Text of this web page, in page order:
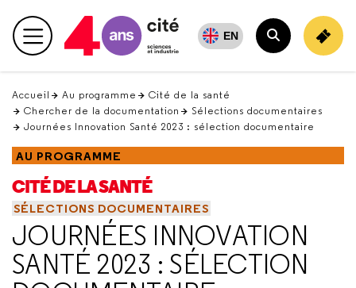
en
haut Menu principal EN
Rechercher
Accueil Au programme
Cité de la santé
Chercher de la documentation
Sélections documentaires
Journées Innovation Santé 2023 : sélection documentaire
AU PROGRAMME
CITÉ DE LA SANTÉ
SÉLECTIONS DOCUMENTAIRES
JOURNÉES INNOVATION
SANTÉ 2023 : SÉLECTION